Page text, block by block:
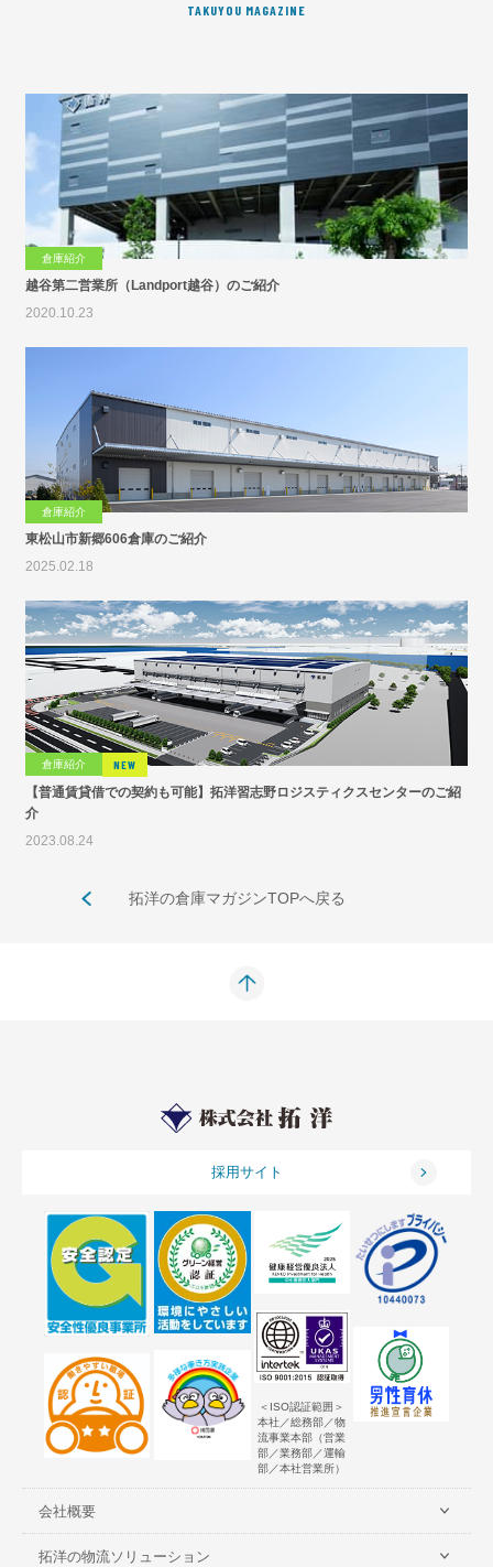
TAKUYOU MAGAZINE
倉庫紹介
越谷第二営業所（Landport越谷）のご紹介
2020.10.23
倉庫紹介
東松山市新郷606倉庫のご紹介
2025.02.18
倉庫紹介 NEW
【普通賃貸借での契約も可能】拓洋習志野ロジスティクスセンターのご紹
介
2023.08.24
拓洋の倉庫マガジンTOPへ戻る
採用サイト
＜ISO認証範囲＞
本社／総務部／物
流事業本部（営業
部／業務部／運輸
部／本社営業所）
会社概要
拓洋の物流ソリューション